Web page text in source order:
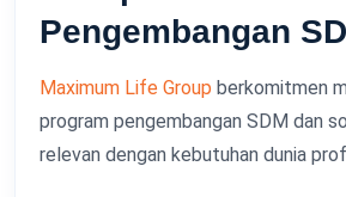
Pengembangan
Maximum Life Group berkomitmen
program pengembangan SDM dan
relevan dengan kebutuhan dunia